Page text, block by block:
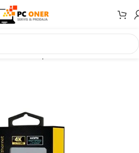
Kablovi i adapteri Video kablovi